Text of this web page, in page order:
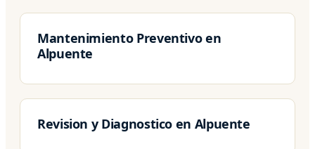
Mantenimiento Preventivo en
Alpuente
Revision y Diagnostico en Alpuente